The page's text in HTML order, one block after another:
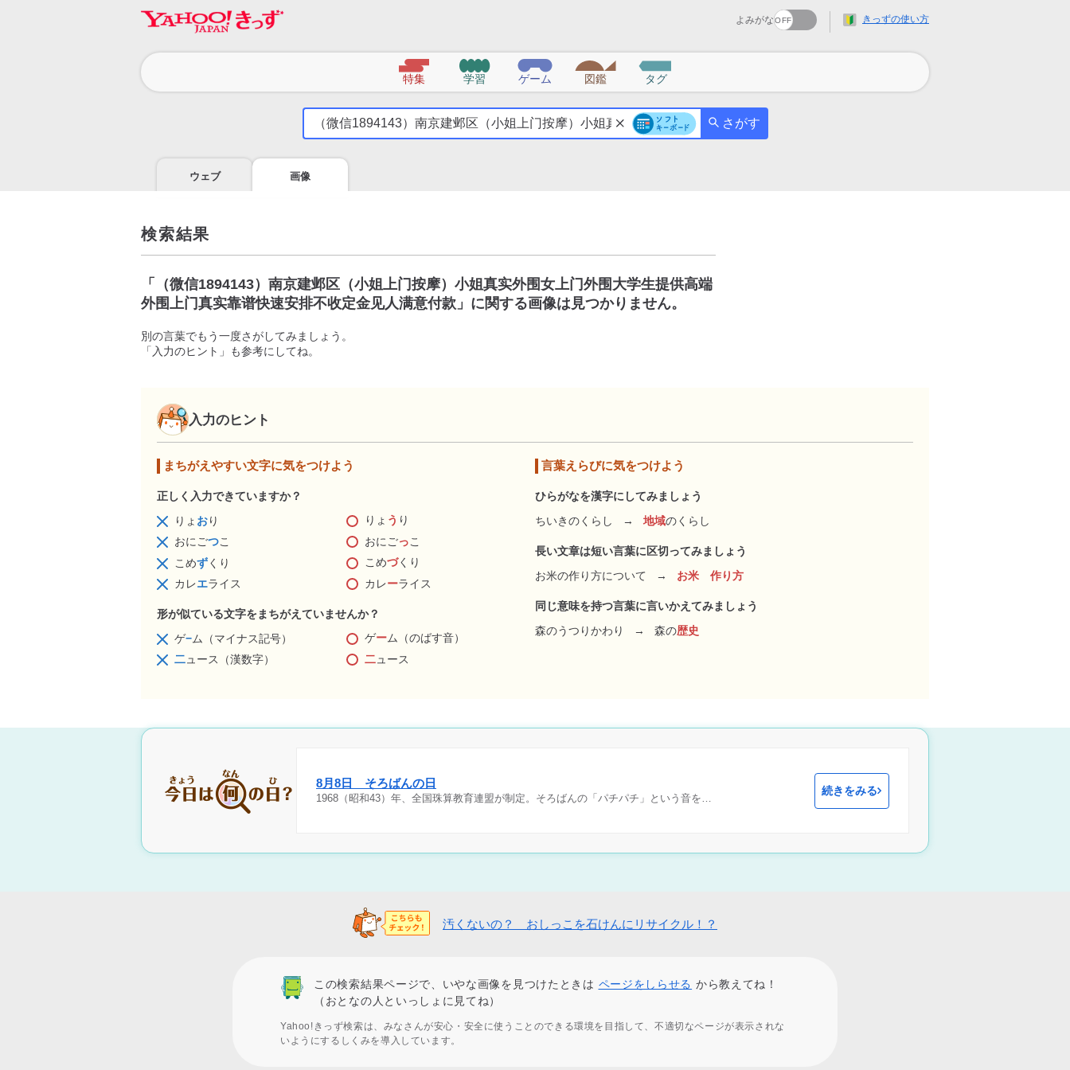
よみがな きっずの使い方
特集 学習 ゲーム 図鑑 タグ
気
こ
う
さがす
ウェブ 画像
検索結果
「
（微信1894143）南京建邺区（小姐上门按摩）小姐真实外围女上门外围大学生提供高端
外围上门真实靠谱快速安排不收定金见人满意付款 」に関する画像は見つかりません。
別の言葉でもう一度さがしてみましょう。
「入力のヒント」も参考にしてね。
入力のヒント
まちがえやすい文字に気をつけよう
正しく入力できていますか？
りょ おり りょ う り
おにごつこ おにごっこ
こめずくり こめづくり
カレエライス カレーライス
形が似ている文字をまちがえていませんか？
ゲ−ム（マイナス記号） ゲーム（のばす音）
二ュース（漢数字） 二ュース
言葉えらびに気をつけよう
ひらがなを漢字にしてみましょう
ちいきのくらし
→ 地域のくらし
長い文章は短い言葉に区切ってみましょう
お米の作り方について
→ お米 作り方
同じ意味を持つ言葉に言いかえてみましょう
森のうつりかわり
→ 森の歴史
8月8日 そろばんの日
1968（昭和43）年、全国珠算教育連盟が制定。そろばんの「パチパチ」という音を…
続きをみる
汚くないの？ おしっこを石けんにリサイクル！？
この検索結果ページで、いやな画像を見つけたときは ページをしらせる から教えてね！
（おとなの人といっしょに見てね）
Yahoo!きっず検索は、みなさんが安心・安全に使うことのできる環境を目指して、不適切なページが表示されな
いようにするしくみを導入しています。